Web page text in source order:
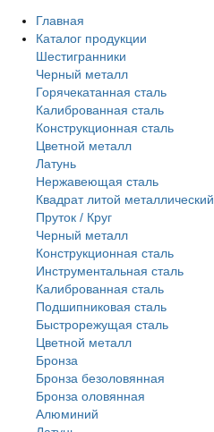
Главная
Каталог продукции
Шестигранники
Черный металл
Горячекатанная сталь
Калиброванная сталь
Конструкционная сталь
Цветной металл
Латунь
Нержавеющая сталь
Квадрат литой металлический
Пруток / Круг
Черный металл
Конструкционная сталь
Инструментальная сталь
Калиброванная сталь
Подшипниковая сталь
Быстрорежущая сталь
Цветной металл
Бронза
Бронза безоловянная
Бронза оловянная
Алюминий